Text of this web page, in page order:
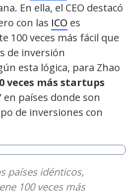
En ella, el CEO destacó
con las ICO es
100 veces más fácil que
de inversión
esta lógica, para Zhao
veces más startups
en países donde son
de inversiones con
países idénticos,
100 veces más